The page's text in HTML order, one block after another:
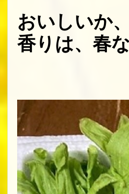
おいしいか
香りは、春